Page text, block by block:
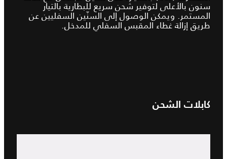
سنون بالأعلى لتوفير شحن سريع للبطارية بالتيار
المستمر. ويمكن الوصول إلى السنّين السفليين عن
طريق إزالة غطاء المقبس السفلي للمدخل.
كابلات الشحن